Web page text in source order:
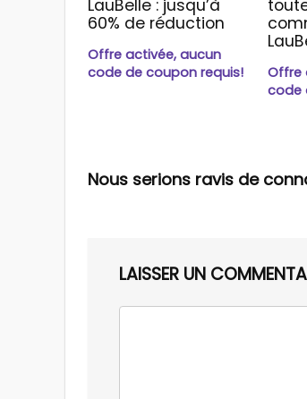
LauBelle : jusqu’à
60% de réduction
Offre activée, aucun
code de coupon requis!
Offre
code
Nous serions ravis de
LAISSER UN